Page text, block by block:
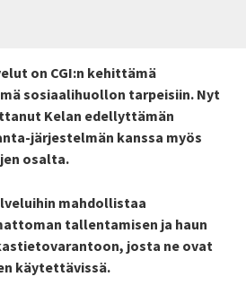
on CGI:n kehittämä
sosiaalihuollon tarpeisiin. Nyt
Kelan edellyttämän
järjestelmän kanssa myös
osalta.
mahdollistaa
tallentamisen ja haun
josta ne ovat
käytettävissä.